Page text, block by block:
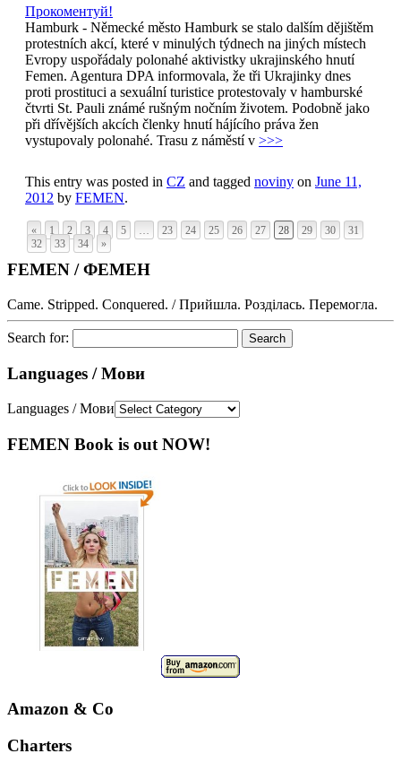
Прокоментуй!
Hamburk - Německé město Hamburk se stalo dalším dějištěm
protestních akcí, které v minulých týdnech na jiných místech
Evropy uspořádaly polonahé aktivistky ukrajinského hnutí
Femen. Agentura DPA informovala, že tři Ukrajinky dnes
proti prostituci a sexuální turistice protestovaly v hamburské
čtvrti St. Pauli známé rušným nočním životem. Podobně jako
při dřívějších akcích členky hnutí hájícího práva žen
vystupovaly polonahé. Trasu z náměstí v >>>
This entry was posted in CZ and tagged noviny on June 11,
2012 by FEMEN.
« 1 2 3 4 5 … 23 24 25 26 27 28 29 30
31
32
33 34 »
FEMEN / ФЕМЕН
Came. Stripped. Conquered. / Прийшла. Розділась. Перемогла.
Search for:
Languages / Мови
Languages / Мови
FEMEN Book is out NOW!
Amazon & Co
Charters